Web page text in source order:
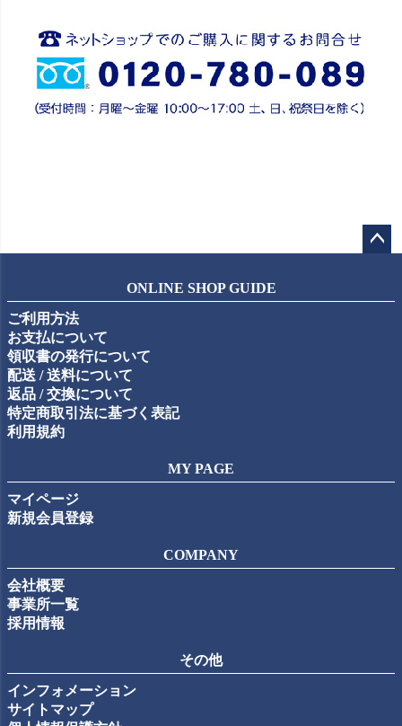
ップ
ONLINE SHOP GUIDE
ご利用方法
お支払について
領収書の発行について
配送 / 送料について
返品 / 交換について
特定商取引法に基づく表記
利用規約
MY PAGE
マイページ
新規会員登録
COMPANY
会社概要
事業所一覧
採用情報
その他
インフォメーション
サイトマップ